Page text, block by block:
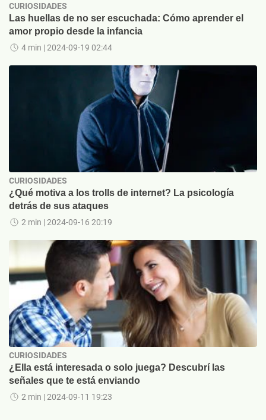
CURIOSIDADES
Las huellas de no ser escuchada: Cómo aprender el
amor propio desde la infancia
4 min | 2024-09-19 02:44
CURIOSIDADES
¿Qué motiva a los trolls de internet? La psicología
detrás de sus ataques
2 min | 2024-09-16 20:19
CURIOSIDADES
¿Ella está interesada o solo juega? Descubrí las
señales que te está enviando
2 min | 2024-09-11 19:23